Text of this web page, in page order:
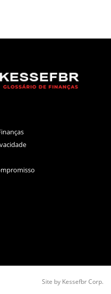
Site by Kessefbr Corp.